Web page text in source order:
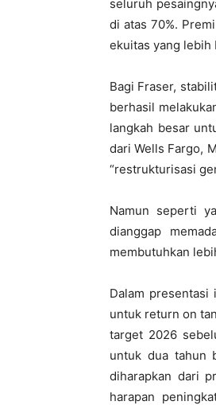
seluruh
di atas 70%.
ekuitas yang lebih
Bagi Fraser,
berhasil
langkah besar
dariWells Fargo,
“restrukturisasi
Namun seperti
dianggap
membutuhkan
Dalam presentasi
untuk return on
target 2026
untuk dua tahun
diharapkan dari
harapan